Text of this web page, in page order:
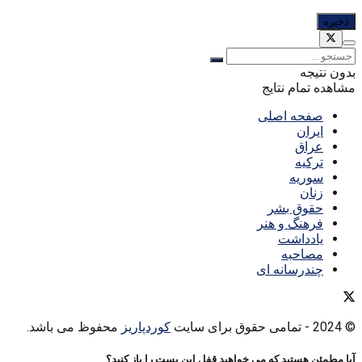
بدون نتیجه
مشاهده تمام نتایج
صفحه اصلی
ایران
عراق
ترکیه
سوریه
زنان
حقوق بشر
فرهنگ و هنر
یادداشت
مصاحبه
چندرسانه ای
© 2024 - تمامی حقوق برای سایت کوردپاریز محفوظ می باشد.
آیا مطمئن هستید که می خواهید قفل این پست را باز کنید؟